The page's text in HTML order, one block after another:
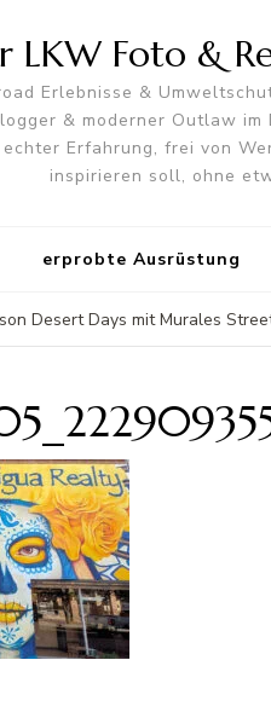
LKW Foto &
Erlebnisse &
& moderner Outlaw im
Erfahrung, frei von
inspirieren soll, ohne
erprobte Ausrüstung
Desert Days mit Murales